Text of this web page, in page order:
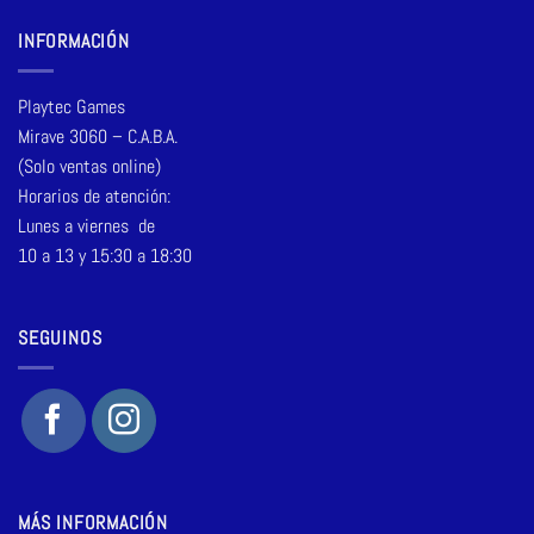
INFORMACIÓN
Playtec Games
Mirave 3060 – C.A.B.A.
(Solo ventas online)
Horarios de atención:
Lunes a viernes de
10 a 13 y 15:30 a 18:30
SEGUINOS
MÁS INFORMACIÓN